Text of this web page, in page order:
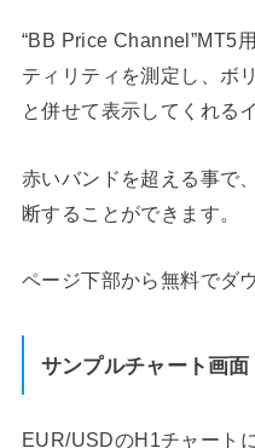
“BB Price Channel”MT5
ティリティを測定し、ボ
と併せて表示してくれる
赤いバンドを超える事で
断することができます。
ページ下部から無料でダ
サンプルチャート画面
EUR/USDのH1チャート